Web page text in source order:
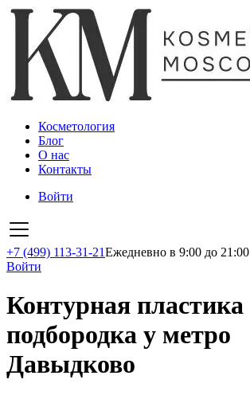
Косметология
Блог
О нас
Контакты
Войти
+7 (499) 113-31-21Ежедневно в 9:00 до 21:00
Войти
Контурная пластика
подбородка у метро
Давыдково